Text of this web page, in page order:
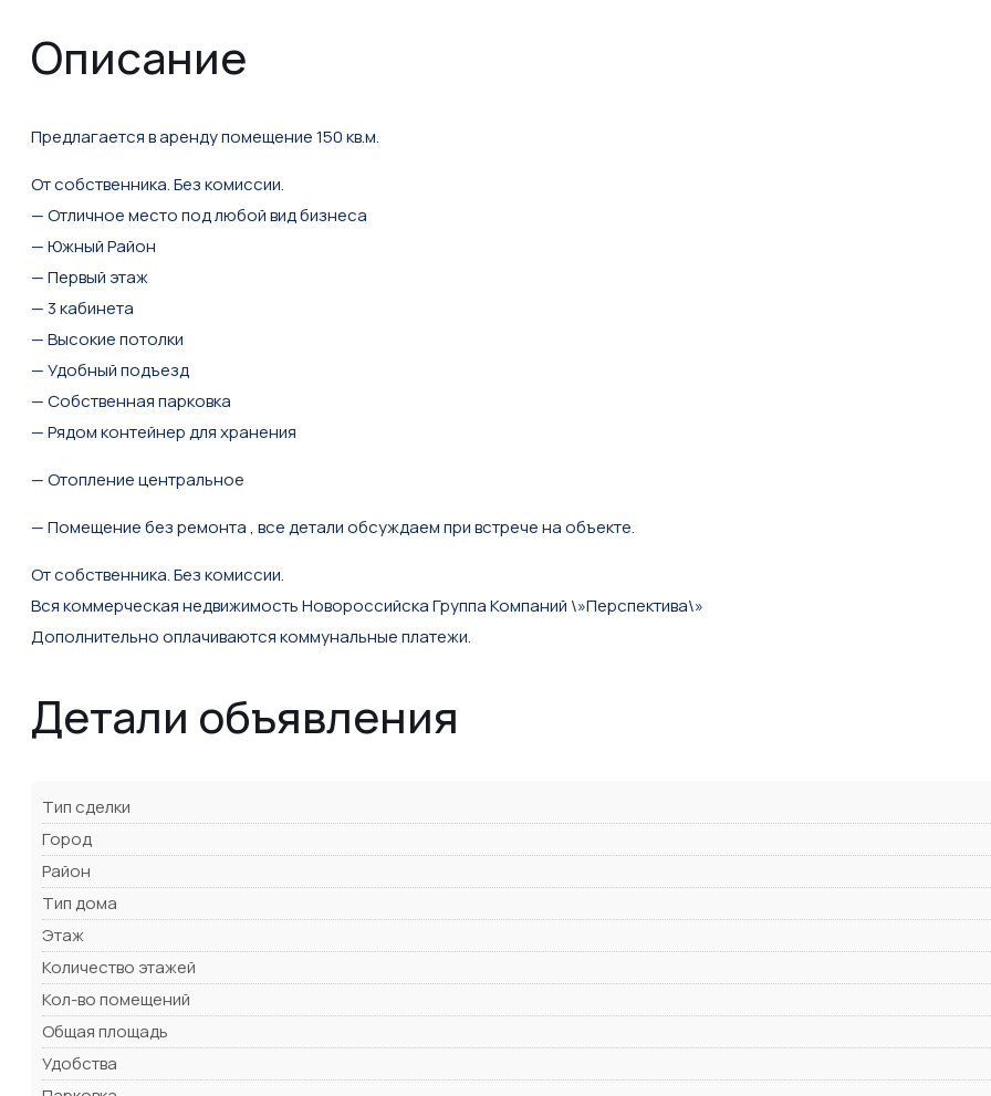
Описание
Предлагается в аренду помещение 150 кв.м.
От собственника. Без комиссии.
— Отличное место под любой вид бизнеса
— Южный Район
— Первый этаж
— 3 кабинета
— Высокие потолки
— Удобный подъезд
— Собственная парковка
— Рядом контейнер для хранения
— Отопление центральное
— Помещение без ремонта , все детали обсуждаем при встрече на объекте.
От собственника. Без комиссии.
Вся коммерческая недвижимость Новороссийска Группа Компаний \»Перспектива\»
Дополнительно оплачиваются коммунальные платежи.
Детали объявления
Тип сделки
Город
Район
Тип дома
Этаж
Количество этажей
Кол-во помещений
Общая площадь
Удобства